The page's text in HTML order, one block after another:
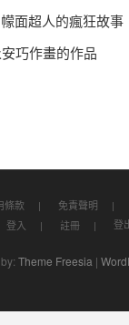
面超人的瘋狂故事
巧作畫的作品
條款 免責聲明
登入
註冊 登
by:Theme Freesia |